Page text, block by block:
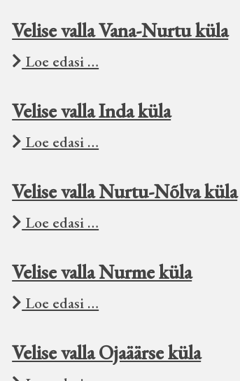
Velise valla Vana-Nurtu küla
Loe edasi …
Velise valla Inda küla
Loe edasi …
Velise valla Nurtu-Nõlva küla
Loe edasi …
Velise valla Nurme küla
Loe edasi …
Velise valla Ojaäärse küla